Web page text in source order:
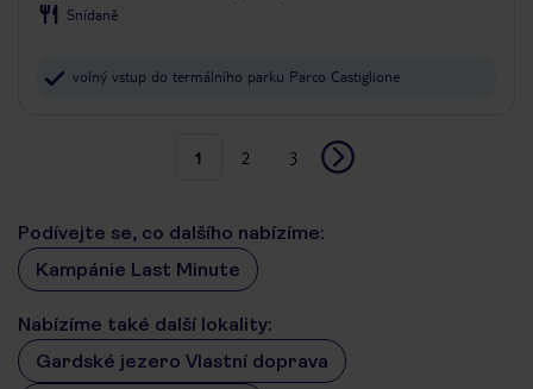
Snídaně
volný vstup do termálního parku Parco Castiglione
1 2 3
Podívejte se, co dalšího nabízíme:
Kampánie Last Minute
Nabízíme také další lokality:
Gardské jezero Vlastní doprava